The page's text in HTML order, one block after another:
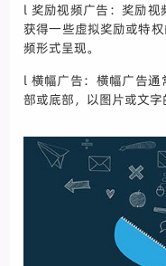
l 奖励视频广告：奖励视
获得一些虚拟奖励或特
频形式呈现。
l 横幅广告：横幅广告
部或底部，以图片或文字